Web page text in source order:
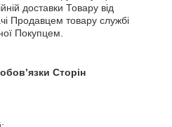
доставки Товару від
Продавцем товару службі
Покупцем.
Сторін